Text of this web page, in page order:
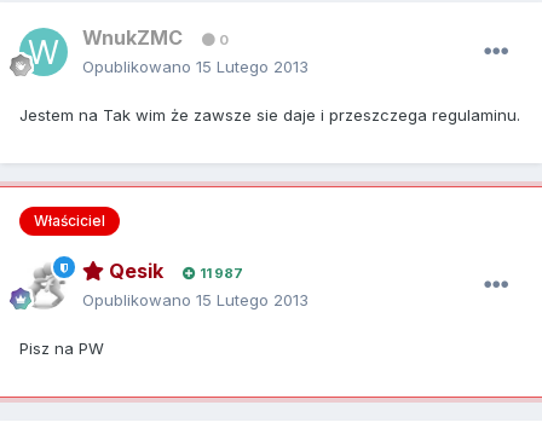
WnukZMC 0
Opublikowano 15 Lutego 2013
Jestem na Tak wim że zawsze sie daje i przeszczega regulaminu.
Właściciel
Qesik 11 987
Opublikowano 15 Lutego 2013
Pisz na PW